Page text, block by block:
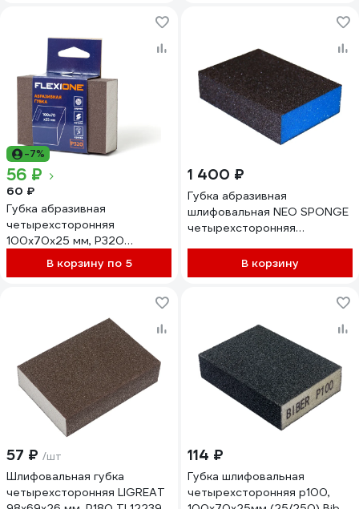
-7%
56 ₽
60 ₽
Губка абразивная
четырехсторонняя
100x70x25 мм, Р320
Flexione 90000384
В корзину по 5
1 400 ₽
Губка абразивная
шлифовальная NEO SPONGE
четырехсторонняя
В корзину
57 ₽ /шт
Шлифовальная губка
четырехсторонняя LIGREAT
114 ₽
Губка шлифовальная
четырехсторонняя р100,